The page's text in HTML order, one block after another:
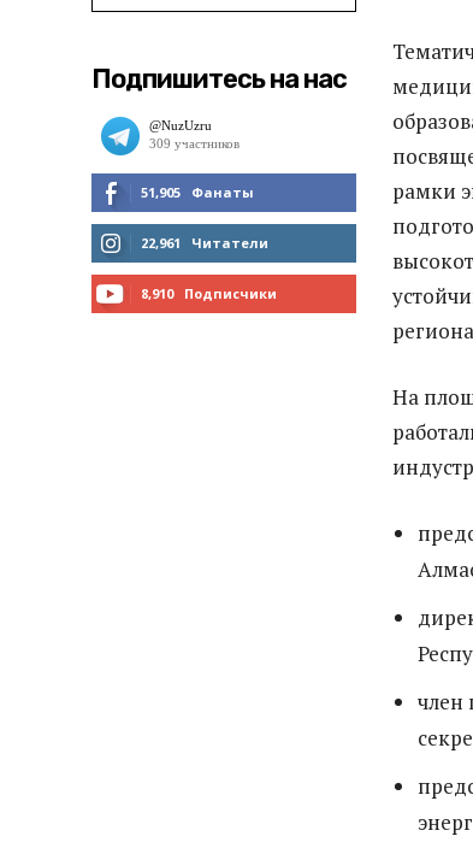
Подпишитесь на нас
51,905 Фанаты
МНЕ НРАВИТСЯ
22,961 Читатели
8,910 Подписчики
рамки
На
член